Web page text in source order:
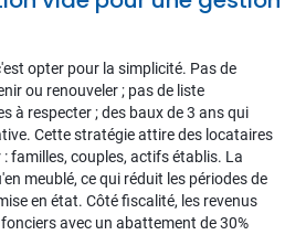
opter pour la simplicité. Pas de
ou renouveler ; pas de liste
à respecter ; des baux de 3 ans qui
Cette stratégie attire des locataires
familles, couples, actifs établis. La
meublé, ce qui réduit les périodes de
en état. Côté fiscalité, les revenus
avec un abattement de 30%